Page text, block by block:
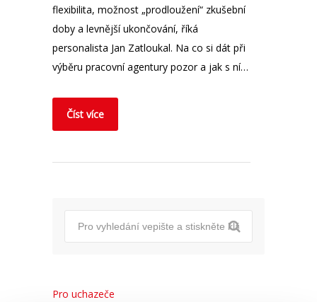
flexibilita, možnost „prodloužení“ zkušební
doby a levnější ukončování, říká
personalista Jan Zatloukal. Na co si dát při
výběru pracovní agentury pozor a jak s ní…
Číst více
Pro uchazeče